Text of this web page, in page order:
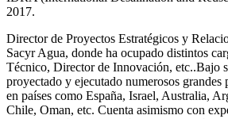
2017.
Director de Proyectos Estratégicos y
Sacyr Agua, donde ha ocupado distintos
Técnico, Director de Innovación, etc..Bajo
proyectado y ejecutado numerosos grandes
en países como España, Israel, Australia,
Chile, Oman, etc. Cuenta asimismo con